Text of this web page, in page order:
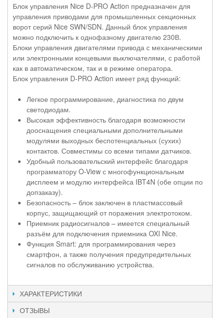
Блок управления Nice D-PRO Action предназначен для
управления приводами для промышленных секционных
ворот серий Nice SWN/SDN. Данный блок управления
можно подключить к однофазному двигателю 230В.
Блоки управления двигателями привода с механическими
или электронными концевыми выключателями, с работой
как в автоматическом, так и в режиме оператора.
Блок управления D-PRO Action имеет ряд функций:
Легкое программирование, диагностика по двум
светодиодам.
Высокая эффективность благодаря возможности
дооснащения специальными дополнительными
модулями выходных беспотенциальных (сухих)
контактов. Совместимы со всеми типами датчиков.
Удобный пользовательский интерфейс благодаря
программатору O-View с многофункциональным
дисплеем и модулю интерфейса IBT4N (обе опции по
допзаказу).
Безопасность – блок заключен в пластмассовый
корпус, защищающий от поражения электротоком.
Приемник радиосигналов – имеется специальный
разъём для подключения приемника OXI Nice.
Функция Smart: для программирования через
смартфон, а также получения предупредительных
сигналов по обслуживанию устройства.
ХАРАКТЕРИСТИКИ
ОТЗЫВЫ